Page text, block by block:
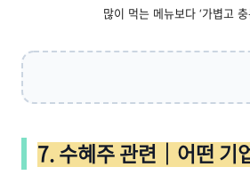
많이 먹는 메뉴보다 ‘가볍고 충
7. 수혜주 관련｜어떤 기